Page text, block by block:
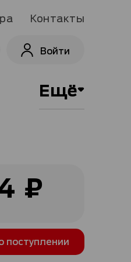
Контакты
Войти
Ещё
₽
поступлении